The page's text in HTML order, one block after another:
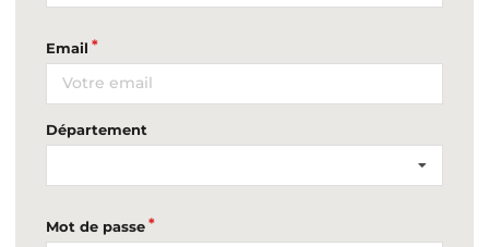
Email
Département
Mot de passe